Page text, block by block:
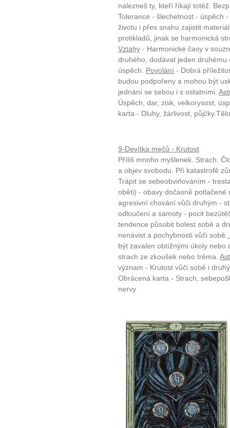
10 tipů
...
Máte pocit, že jste unaveni
Jak mít více energie
Jak vnést do života
Jak být šťastnější
nalezneš ty, kteří říkají totéž.
Tolerance - šlechetnost - úspěch
životu i přes snahu zajistit
protikladů, jinak se harmonická
Vztahy - Harmonické časy v
druhého, dodávat jeden
úspěch. Povolání - Dobrá
budou podpořeny a mohou být
jednání se sebou i s ostatními.
Úspěch, dar, zisk, velkorysost,
karta - Dluhy, žárlivost,
9-Devítka mečů - Krutost
Příliš mnoho myšlenek. Strach.
a objev svobodu. Při katastrofě
Trápit se sebeobviňováním -
oběti) - obavy dočasně
agresivní chování vůči druhým -
odloučení a samoty - pocit
tendence působit bolest sobě a
nenávist a pochybnosti vůči sobě.
být zavalen obtížnými úkoly
strach ze zkoušek nebo tréma.
význam - Krutost vůči sobě i
Obrácená karta - Strach,
nervy